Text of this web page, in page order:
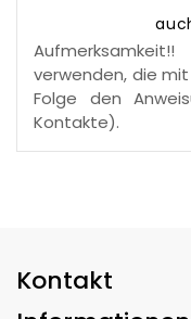
verwenden, die
Folge den
Kontakte).
Kontakt